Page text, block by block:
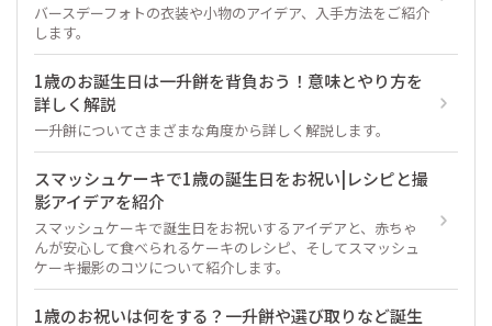
バースデーフォトの衣装や小物のアイデア、入手方法をご紹介
します。
1歳のお誕生日は一升餅を背負おう！意味とやり方を
詳しく解説
一升餅についてさまざまな角度から詳しく解説します。
スマッシュケーキで1歳の誕生日をお祝い|レシピと撮
影アイデアを紹介
スマッシュケーキで誕生日をお祝いするアイデアと、赤ちゃ
んが安心して食べられるケーキのレシピ、そしてスマッシュ
ケーキ撮影のコツについて紹介します。
1歳のお祝いは何をする？一升餅や選び取りなど誕生